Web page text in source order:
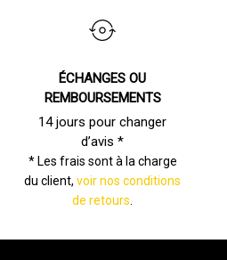
ÉCHANGES OU
REMBOURSEMENTS
14 jours pour changer
d’avis *
* Les frais sont à la charge
du client,voir nos conditions
de retours.